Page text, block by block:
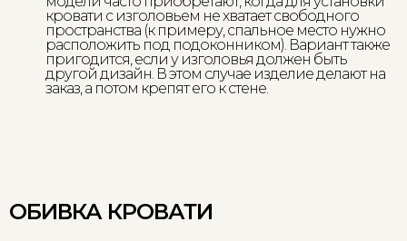
кровати с изголовьем не хватает свободного
пространства (к примеру, спальное место нужно
расположить под подоконником). Вариант также
пригодится, если у изголовья должен быть
другой дизайн. В этом случае изделие делают на
заказ, а потом крепят его к стене.
ОБИВКА КРОВАТИ